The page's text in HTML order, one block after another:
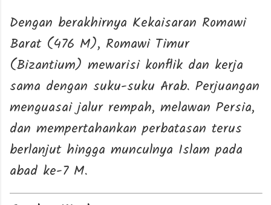
Dengan berakhirnya Kekaisaran Romawi
Barat (476 M), Romawi Timur
(Bizantium) mewarisi konflik dan kerja
sama dengan suku-suku Arab. Perjuangan
menguasai jalur rempah, melawan Persia,
dan mempertahankan perbatasan terus
berlanjut hingga munculnya Islam pada
abad ke-7 M.